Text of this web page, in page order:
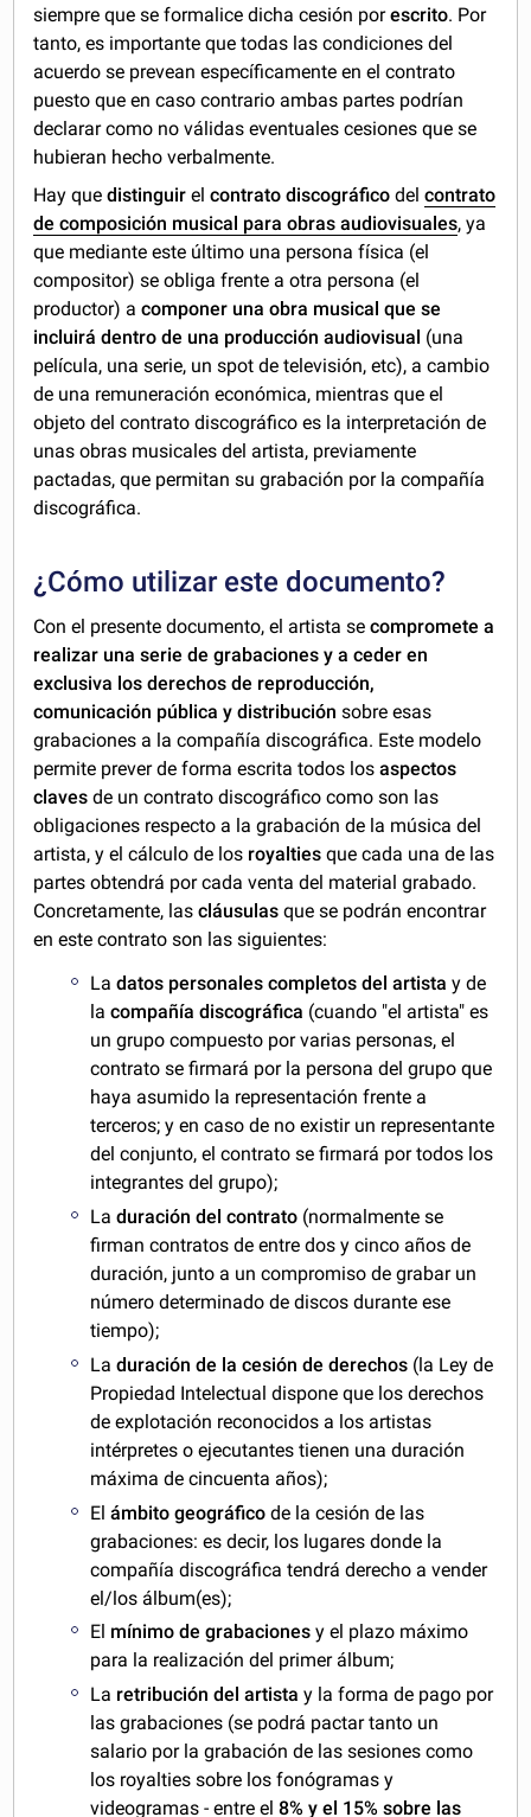
siempre que se formalice dicha cesión porescrito. Por
tanto, es importante que todas las condiciones del
acuerdo se prevean específicamente en el contrato
puesto que en caso contrario ambas partes podrían
declarar como no válidas eventuales cesiones que se
hubieran hecho verbalmente.
Hay quedistinguir elcontrato discográfico delcontrato
de composición musical para obras audiovisuales, ya
que mediante este último una persona física (el
compositor) se obliga frente a otra persona (el
productor) acomponer una obra musical que se
incluirá dentro de una producción audiovisual (una
película, una serie, un spot de televisión, etc), a cambio
de una remuneración económica, mientras que el
objeto del contrato discográfico es la interpretación de
unas obras musicales del artista, previamente
pactadas, que permitan su grabación por la compañía
discográfica.
¿Cómo utilizar este documento?
Con el presente documento, el artista secompromete a
realizar una serie de grabaciones y a ceder en
exclusiva los derechos de reproducción,
comunicación pública y distribución sobre esas
grabaciones a la compañía discográfica. Este modelo
permite prever de forma escrita todos losaspectos
claves de un contrato discográfico como son las
obligaciones respecto a la grabación de la música del
artista, y el cálculo de los royalties que cada una de las
partes obtendrá por cada venta del material grabado.
Concretamente, lascláusulas que se podrán encontrar
en este contrato son las siguientes:
Ladatos personales completos del artista y de
lacompañía discográfica (cuando "el artista" es
un grupo compuesto por varias personas, el
contrato se firmará por la persona del grupo que
haya asumido la representación frente a
terceros; y en caso de no existir un representante
del conjunto, el contrato se firmará por todos los
integrantes del grupo);
Laduración del contrato (normalmente se
firman contratos de entre dos y cinco años de
duración, junto a un compromiso de grabar un
número determinado de discos durante ese
tiempo);
Laduración de la cesión de derechos (la Ley de
Propiedad Intelectual dispone que los derechos
de explotación reconocidos a los artistas
intérpretes o ejecutantes tienen una duración
máxima de cincuenta años);
Elámbito geográfico de la cesión de las
grabaciones: es decir, los lugares donde la
compañía discográfica tendrá derecho a vender
el/los álbum(es);
El mínimo de grabaciones y el plazo máximo
para la realización del primer álbum;
La retribución del artista y la forma de pago por
las grabaciones (se podrá pactar tanto un
salario por la grabación de las sesiones como
los royalties sobre los fonógramas y
videogramas - entre el 8% y el 15% sobre las